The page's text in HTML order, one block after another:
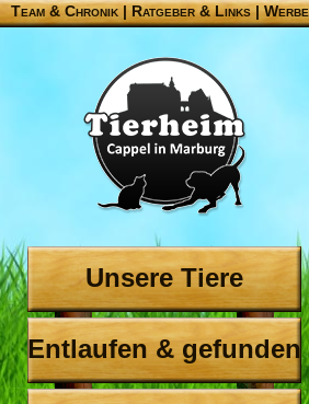
Team & Chronik |Ratgeber & Links|
Unsere Tiere
Entlaufen & gefunden